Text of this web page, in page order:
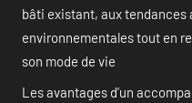
bâti existant, aux tendances
environnementales tout en
son mode de vie
Les avantages d’un